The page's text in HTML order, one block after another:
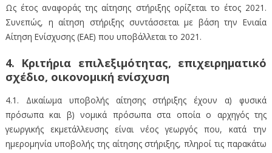
Ως έτος αναφοράς της αίτησης στήριξης ορίζεται το έτος 2021.
Συνεπώς, η αίτηση στήριξης συντάσσεται με βάση την Ενιαία
Αίτηση Ενίσχυσης (ΕΑΕ) που υποβάλλεται το 2021.
4. Κριτήρια επιλεξιμότητας, επιχειρηματικό
σχέδιο, οικονομική ενίσχυση
4.1. Δικαίωμα υποβολής αίτησης στήριξης έχουν α) φυσικά
πρόσωπα και β) νομικά πρόσωπα στα οποία ο αρχηγός της
γεωργικής εκμετάλλευσης είναι νέος γεωργός που, κατά την
ημερομηνία υποβολής της αίτησης στήριξης, πληροί τις παρακάτω